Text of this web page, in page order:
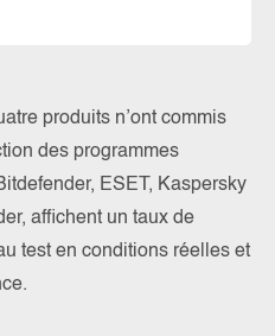
produits n’ont commis
des programmes
ESET, Kaspersky
affichent un taux de
test en conditions réelles et